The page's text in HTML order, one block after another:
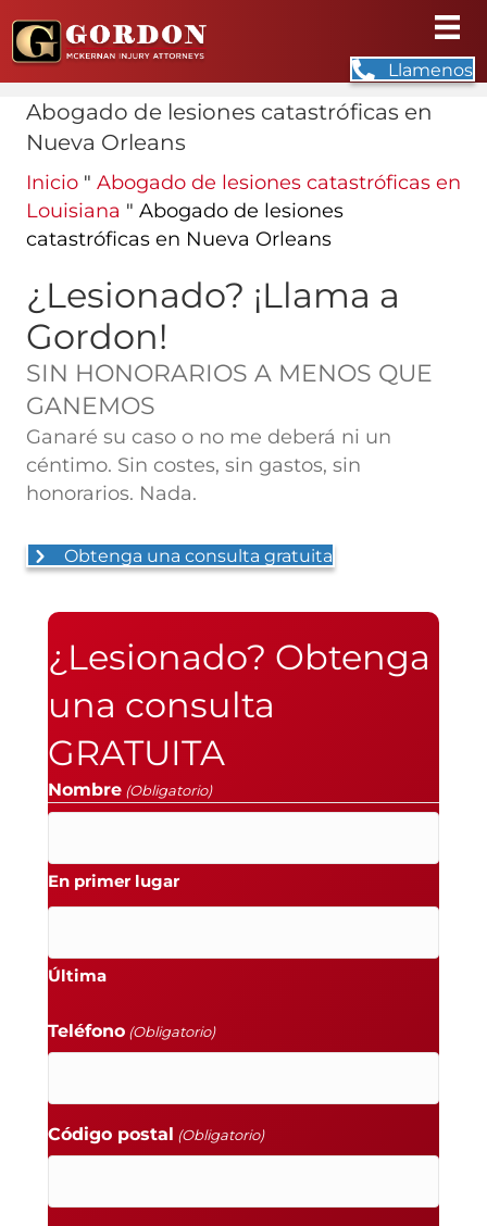
Llamenos
Abogado de lesiones catastróficas en
Nueva Orleans
Inicio " Abogado de lesiones catastróficas en
Louisiana " Abogado de lesiones
catastróficas en Nueva Orleans
¿Lesionado? ¡Llama a
Gordon!
SIN HONORARIOS A MENOS QUE
GANEMOS
Ganaré su caso o no me deberá ni un
céntimo. Sin costes, sin gastos, sin
honorarios. Nada.
Obtenga una consulta gratuita
¿Lesionado? Obtenga
una consulta
GRATUITA
Nombre (Obligatorio)
En primer lugar
Última
Teléfono (Obligatorio)
Código postal (Obligatorio)